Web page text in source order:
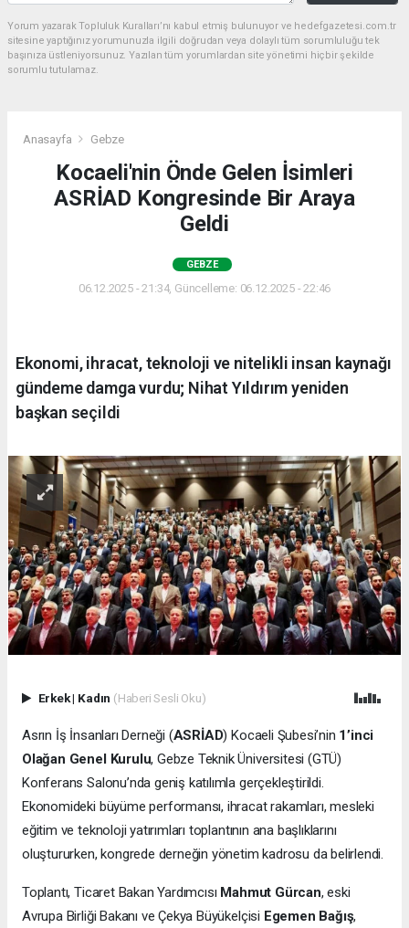
Yorum yazarak Topluluk Kuralları’nı kabul etmiş bulunuyor ve hedefgazetesi.com.tr
sitesine yaptığınız yorumunuzla ilgili doğrudan veya dolaylı tüm sorumluluğu tek
başınıza üstleniyorsunuz. Yazılan tüm yorumlardan site yönetimi hiçbir şekilde
sorumlu tutulamaz.
Anasayfa Gebze
Kocaeli'nin Önde Gelen İsimleri
ASRİAD Kongresinde Bir Araya
Geldi
GEBZE
06.12.2025 - 21:34, Güncelleme: 06.12.2025 - 22:46
Ekonomi, ihracat, teknoloji ve nitelikli insan kaynağı
gündeme damga vurdu; Nihat Yıldırım yeniden
başkan seçildi
Erkek| Kadın (Haberi Sesli Oku)
Asrın İş İnsanları Derneği (ASRİAD) Kocaeli Şubesi’nin 1’inci
Olağan Genel Kurulu, Gebze Teknik Üniversitesi (GTÜ)
Konferans Salonu’nda geniş katılımla gerçekleştirildi.
Ekonomideki büyüme performansı, ihracat rakamları, mesleki
eğitim ve teknoloji yatırımları toplantının ana başlıklarını
oluştururken, kongrede derneğin yönetim kadrosu da belirlendi.
Toplantı, Ticaret Bakan Yardımcısı Mahmut Gürcan, eski
Avrupa Birliği Bakanı ve Çekya Büyükelçisi Egemen Bağış,